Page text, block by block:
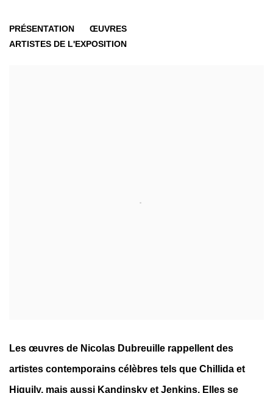
SOLO SHOW
PRÉSENTATION
ŒUVRES
ARTISTES DE L'EXPOSITION
Les œuvres de Nicolas Dubreuille rappellent des
artistes contemporains célèbres tels que Chillida et
Hiquily, mais aussi Kandinsky et Jenkins. Elles se